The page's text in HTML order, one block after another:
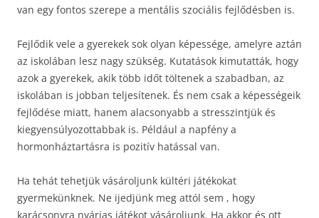
van egy fontos szerepe a mentális szociális fejlődésben is.
Fejlődik vele a gyerekek sok olyan képessége, amelyre aztán
az iskolában lesz nagy szükség. Kutatások kimutatták, hogy
azok a gyerekek, akik több időt töltenek a szabadban, az
iskolában is jobban teljesítenek. És nem csak a képességeik
fejlődése miatt, hanem alacsonyabb a stresszintjük és
kiegyensúlyozottabbak is. Például a napfény a
hormonháztartásra is pozitív hatással van.
Ha tehát tehetjük vásároljunk kültéri játékokat
gyermekünknek. Ne ijedjünk meg attól sem , hogy
karácsonyra nyárias játékot vásároljunk. Ha akkor és ott